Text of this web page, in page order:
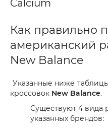
Calcium
Как правильно
американский
New Balance
Указанные ниже
кроссовок New Balance.
Существуют 4 вида
указанных брендов: